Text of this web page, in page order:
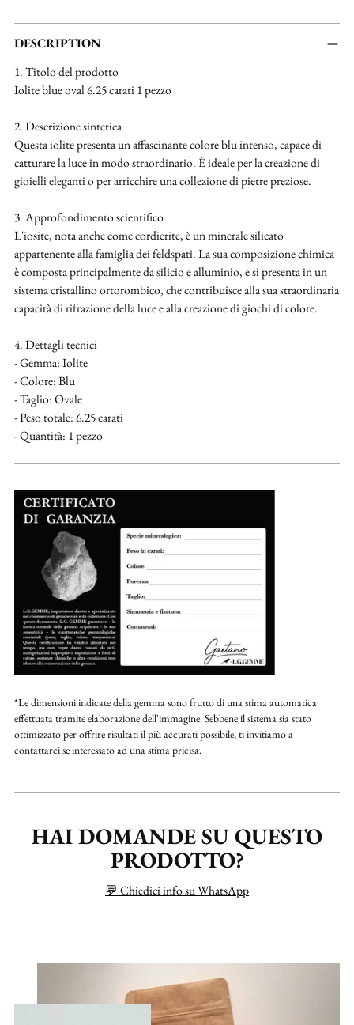
Aggiungere
un
al
carrello...
DESCRIPTION
1. Titolo del prodotto
Iolite blue oval 6.25 carati 1 pezzo
2. Descrizione sintetica
Questa iolite presenta un affascinante colore blu intenso, capace di
catturare la luce in modo straordinario. È ideale per la creazione di
gioielli eleganti o per arricchire una collezione di pietre preziose.
3. Approfondimento scientifico
L'iosite, nota anche come cordierite, è un minerale silicato
appartenente alla famiglia dei feldspati. La sua composizione chimica
è composta principalmente da silicio e alluminio, e si presenta in un
sistema cristallino ortorombico, che contribuisce alla sua straordinaria
capacità di rifrazione della luce e alla creazione di giochi di colore.
4. Dettagli tecnici
- Gemma: Iolite
- Colore: Blu
- Taglio: Ovale
- Peso totale: 6.25 carati
- Quantità: 1 pezzo
*Le dimensioni indicate della gemma sono frutto di una stima automatica
effettuata tramite elaborazione dell'immagine. Sebbene il sistema sia stato
ottimizzato per offrire risultati il più accurati possibile, ti invitiamo a
contattarci se interessato ad una stima pricisa.
HAI DOMANDE SU QUESTO
PRODOTTO?
💬 Chiedici info su WhatsApp